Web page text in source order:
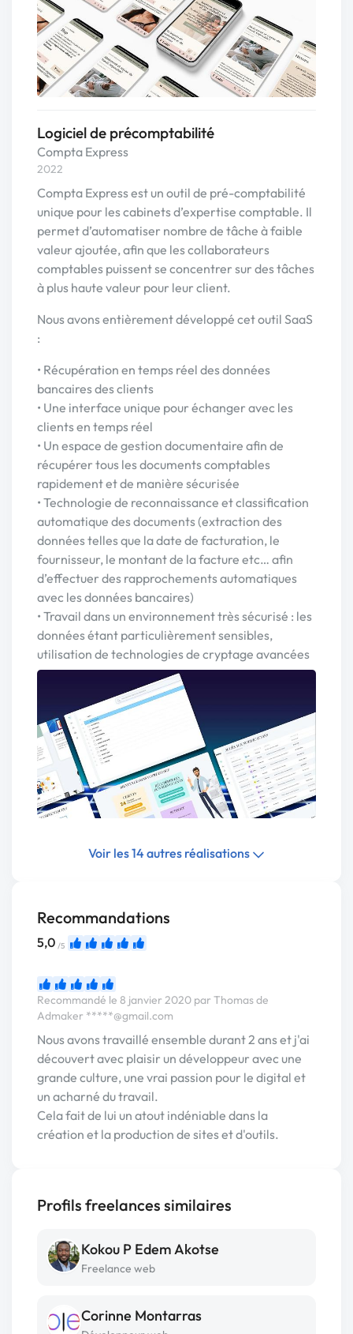
Logiciel de précomptabilité
Compta Express
2022
Compta Express est un outil de pré-comptabilité
unique pour les cabinets d’expertise comptable. Il
permet d’automatiser nombre de tâche à faible
valeur ajoutée, afin que les collaborateurs
comptables puissent se concentrer sur des tâches
à plus haute valeur pour leur client.
Nous avons entièrement développé cet outil SaaS
:
• Récupération en temps réel des données
bancaires des clients
• Une interface unique pour échanger avec les
clients en temps réel
• Un espace de gestion documentaire afin de
récupérer tous les documents comptables
rapidement et de manière sécurisée
• Technologie de reconnaissance et classification
automatique des documents (extraction des
données telles que la date de facturation, le
fournisseur, le montant de la facture etc… afin
d’effectuer des rapprochements automatiques
avec les données bancaires)
• Travail dans un environnement très sécurisé : les
données étant particulièrement sensibles,
utilisation de technologies de cryptage avancées
Voir les 14 autres réalisations
Recommandations
5,0 /5
Recommandé le 8 janvier 2020 par Thomas de
Admaker *****@gmail.com
Nous avons travaillé ensemble durant 2 ans et j'ai
découvert avec plaisir un développeur avec une
grande culture, une vrai passion pour le digital et
un acharné du travail.
Cela fait de lui un atout indéniable dans la
création et la production de sites et d'outils.
Profils freelances similaires
Kokou P Edem Akotse
Freelance web
Corinne Montarras